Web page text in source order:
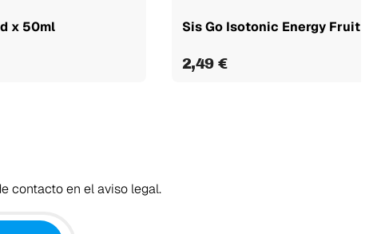
x 50ml Sis Go Isotonic Energy Fruit
2,49 €
contacto en el aviso legal.